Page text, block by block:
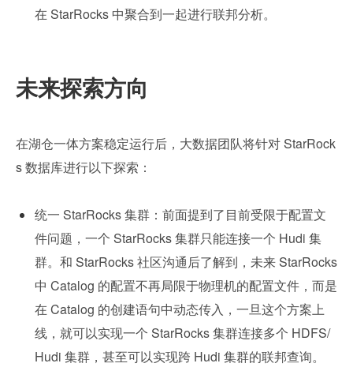
在 StarRocks 中聚合到一起进行联邦分析。
未来探索方向
在湖仓一体方案稳定运行后，大数据团队将针对 StarRock
s 数据库进行以下探索：
统一 StarRocks 集群：前面提到了目前受限于配置文
件问题，一个 StarRocks 集群只能连接一个 Hudi 集
群。和 StarRocks 社区沟通后了解到，未来 StarRocks
中 Catalog 的配置不再局限于物理机的配置文件，而是
在 Catalog 的创建语句中动态传入，一旦这个方案上
线，就可以实现一个 StarRocks 集群连接多个 HDFS/
Hudi 集群，甚至可以实现跨 Hudi 集群的联邦查询。